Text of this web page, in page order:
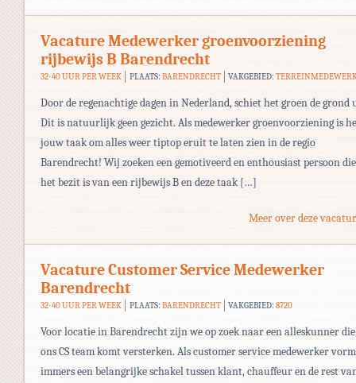
Vacature Medewerker groenvoorziening
rijbewijs B Barendrecht
32-40 UUR PER WEEK PLAATS: BARENDRECHT VAKGEBIED:
Door de regenachtige dagen in Nederland, schiet het groen de grond
Dit is natuurlijk geen gezicht. Als medewerker groenvoorziening is
jouw taak om alles weer tiptop eruit te laten zien in de regio
Barendrecht! Wij zoeken een gemotiveerd en enthousiast persoon
het bezit is van een rijbewijs B en deze taak […]
Meer over deze
Vacature Customer Service Medewerker
Barendrecht
32-40 UUR PER WEEK PLAATS: BARENDRECHT VAKGEBIED:8720
Voor locatie in Barendrecht zijn we op zoek naar een alleskunner die
ons CS team komt versterken. Als customer service medewerker
immers een belangrijke schakel tussen klant, chauffeur en de rest